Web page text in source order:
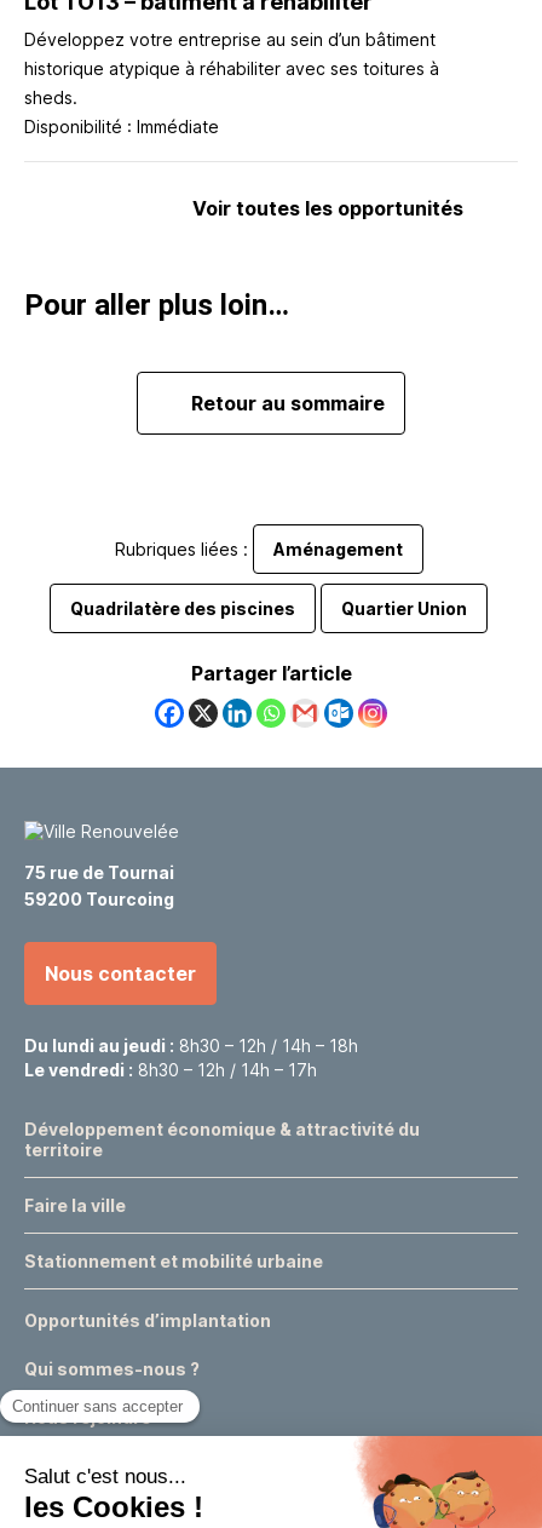
Développez votre entreprise au sein d’un bâtiment
historique atypique à réhabiliter avec ses toitures à
sheds.
Disponibilité : Immédiate
Voir toutes les opportunités
Pour aller plus loin…
Retour au sommaire
Rubriques liées : Aménagement
Quadrilatère des piscines Quartier Union
Partager l’article
75 rue de Tournai
59200 Tourcoing
Nous contacter
Du lundi au jeudi : 8h30 – 12h / 14h – 18h
Le vendredi : 8h30 – 12h / 14h – 17h
Développement économique & attractivité du
territoire
Faire la ville
Stationnement et mobilité urbaine
Opportunités d’implantation
Qui sommes-nous ?
Nous rejoindre
Actualités
Événements